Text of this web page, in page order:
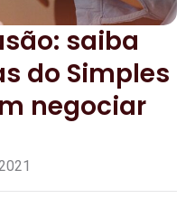
saiba
do Simples
negociar